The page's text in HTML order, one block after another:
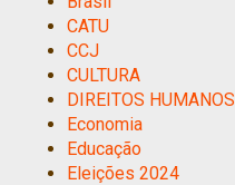
CATU
CCJ
CULTURA
DIREITOS HUMANOS
Economia
Educação
Eleições 2024